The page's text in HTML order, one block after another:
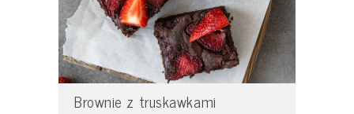
Brownie z truskawkami